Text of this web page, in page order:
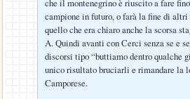
che il montenegrino è riuscito a fare
campione in futuro, o farà la fine di
quello che era chiaro anche la scorsa
A. Quindi avanti con Cerci senza se e
discorsi tipo “buttiamo dentro qualche
unico risultato bruciarli e rimandare la
Camporese.